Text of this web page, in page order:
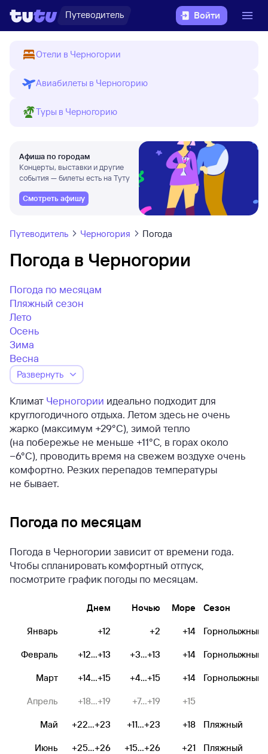
Путеводитель Войти
Отели в Черногории
Авиабилеты в Черногорию
Туры в Черногорию
Афиша по городам
Концерты, выставки и другие
события — билеты есть на Туту
Смотреть афишу
Путеводитель Черногория Погода
Погода в Черногории
Погода по месяцам
Пляжный сезон
Лето
Осень
Зима
Весна
Развернуть
Климат Черногории идеально подходит для
круглогодичного отдыха. Летом здесь не очень
жарко (максимум +29°C), зимой тепло
(на побережье не меньше +11°C, в горах около
−6°C), проводить время на свежем воздухе очень
комфортно. Резких перепадов температуры
не бывает.
Погода по месяцам
Погода в Черногории зависит от времени года.
Чтобы спланировать комфортный отпуск,
посмотрите график погоды по месяцам.
Днем Ночью Море Сезон
Январь +12 +2 +14 Горнолыжный
Февраль +12...+13 +3...+13 +14 Горнолыжный
Март +14...+15 +4...+15 +14 Горнолыжный
Апрель +18...+19 +7...+19 +15
Май +22...+23 +11...+23 +18 Пляжный
Июнь +25...+26 +15...+26 +21 Пляжный